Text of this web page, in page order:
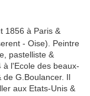
1856 à Paris &
- Oise). Peintre
pastelliste &
à l'Ecole des beaux-
de G.Boulancer. Il
aux Etats-Unis &